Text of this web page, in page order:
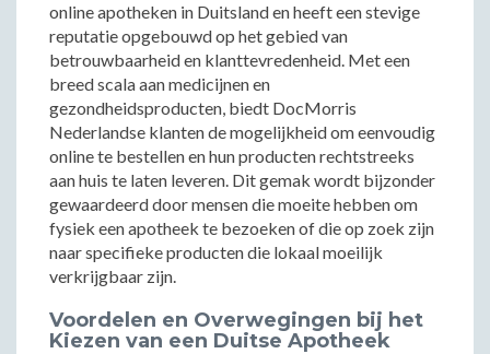
online apotheken in Duitsland en heeft een stevige
reputatie opgebouwd op het gebied van
betrouwbaarheid en klanttevredenheid. Met een
breed scala aan medicijnen en
gezondheidsproducten, biedt DocMorris
Nederlandse klanten de mogelijkheid om eenvoudig
online te bestellen en hun producten rechtstreeks
aan huis te laten leveren. Dit gemak wordt bijzonder
gewaardeerd door mensen die moeite hebben om
fysiek een apotheek te bezoeken of die op zoek zijn
naar specifieke producten die lokaal moeilijk
verkrijgbaar zijn.
Voordelen en Overwegingen bij het
Kiezen van een Duitse Apotheek